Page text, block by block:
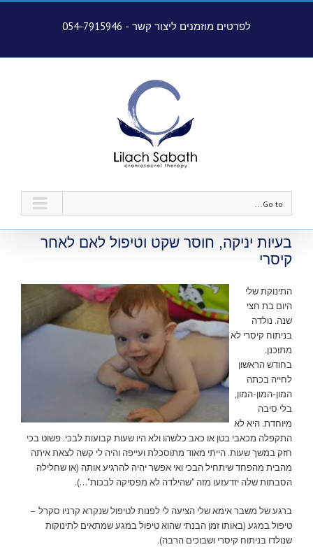
לפרטים מוזמנים ליצור קשר - 054-7915946
Go to...
בעיות יניקה, חוסר שקט וטיפול לאם לאחר
קיסרי
התינוקת שלי
היום בת חצי
שנה. נולדה
בניתוח קיסרי לא
מתוכנן.
בחודש הראשון
לחייה בכתה
המון-המון-המון,
בלי סיבה
מיוחדת. היא לא
התקפלה מכאבי בטן או כאב כלשהו ולא היו שעות קבועות לבכי. פשוט בכי
חזק במשך שעות. הייתי מאוד מתוסכלת ועייפה והיה לי קשה לצאת איתה
מהבית מהפחד שיתחיל הבכי ואי אפשר יהיה להרגיע אותה (או שחלילה
הסבתות שלה יזדעזעו מזה "שהילדה לא מפסיקה לבכות"…).
ברגע של משבר אימא שלי הציעה לי לפנות לטיפול שנקרא קרניו סקרל –
טיפול במגע (באותו זמן הבנתי שהוא טיפול במגע שמתאים לתינוקות
שנולדו בניתוח קיסרי ושבוכים הרבה).